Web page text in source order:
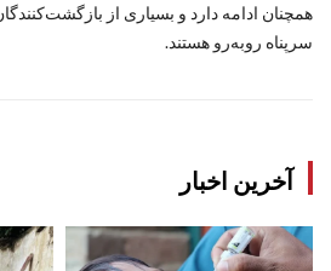
همچنان ادامه دارد و بسیاری از
سرپناه روبه‌رو هستند.
آخرین اخبار